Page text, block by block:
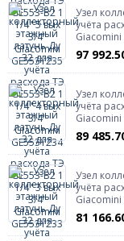
Узел
учёта
Giacomini
97
Узел
учёта
Giacomini
89
Узел
учёта
Giacomini
81